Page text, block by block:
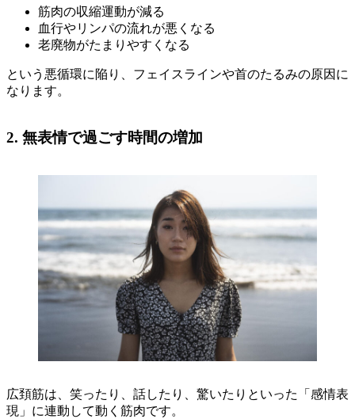
筋肉の収縮運動が減る
血行やリンパの流れが悪くなる
老廃物がたまりやすくなる
という悪循環に陥り、フェイスラインや首のたるみの原因に
なります。
2. 無表情で過ごす時間の増加
広頚筋は、笑ったり、話したり、驚いたりといった「感情表
現」に連動して動く筋肉です。